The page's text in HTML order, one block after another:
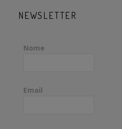
NEWSLETTER
Nome
Email